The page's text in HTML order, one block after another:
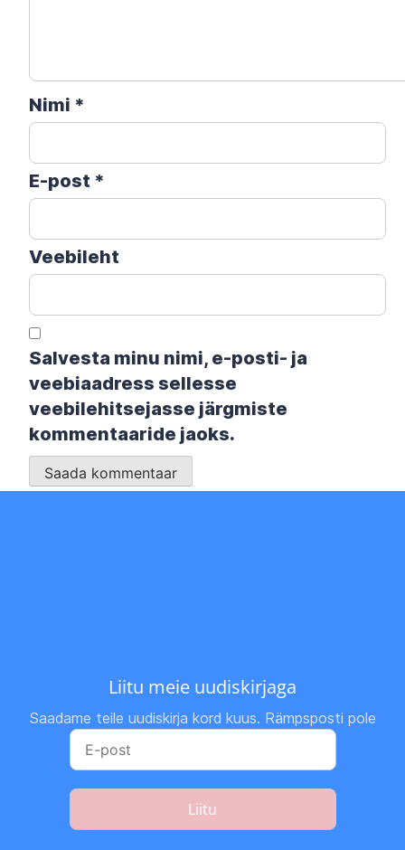
Nimi *
E-post *
Veebileht
Salvesta minu nimi, e-posti- ja
veebiaadress sellesse
veebilehitsejasse järgmiste
kommentaaride jaoks.
Liitu meie uudiskirjaga
Saadame teile uudiskirja kord kuus. Rämpsposti pole
Liitu